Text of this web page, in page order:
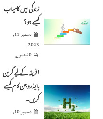
زندگی میں کامیاب
کیسے ہو؟
دسمبر 11,
2023
0 تبصرے
افریقہ کے لیے گرین
ہائیڈروجن کام کیسے
کریں۔
دسمبر 10,